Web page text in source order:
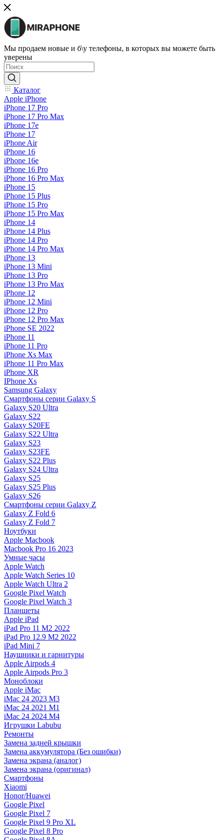
Мы продаем новые и б\у телефоны, в которых вы можете быть
уверены
Каталог
Apple iPhone
iPhone 17 Pro
iPhone 17 Pro Max
iPhone 17e
iPhone 17
iPhone Air
iPhone 16
iPhone 16e
iPhone 16 Pro
iPhone 16 Pro Max
iPhone 15
iPhone 15 Plus
iPhone 15 Pro
iPhone 15 Pro Max
iPhone 14
iPhone 14 Plus
iPhone 14 Pro
iPhone 14 Pro Max
iPhone 13
iPhone 13 Mini
iPhone 13 Pro
iPhone 13 Pro Max
iPhone 12
iPhone 12 Mini
iPhone 12 Pro
iPhone 12 Pro Max
iPhone SE 2022
iPhone 11
iPhone 11 Pro
iPhone Xs Max
iPhone 11 Pro Max
iPhone XR
IPhone Xs
Samsung Galaxy
Смартфоны серии Galaxy S
Galaxy S20 Ultra
Galaxy S22
Galaxy S20FE
Galaxy S22 Ultra
Galaxy S23
Galaxy S23FE
Galaxy S22 Plus
Galaxy S24 Ultra
Galaxy S25
Galaxy S25 Plus
Galaxy S26
Смартфоны серии Galaxy Z
Galaxy Z Fold 6
Galaxy Z Fold 7
Ноутбуки
Apple Macbook
Macbook Pro 16 2023
Умные часы
Apple Watch
Apple Watch Series 10
Apple Watch Ultra 2
Google Pixel Watch
Google Pixel Watch 3
Планшеты
Apple iPad
iPad Pro 11 M2 2022
iPad Pro 12.9 M2 2022
iPad Mini 7
Наушники и гарнитуры
Apple Airpods 4
Apple Airpods Pro 3
Моноблоки
Apple iMac
iMac 24 2023 M3
iMac 24 2021 M1
iMac 24 2024 M4
Игрушки Labubu
Ремонты
Замена задней крышки
Замена аккумулятора (Без ошибки)
Замена экрана (аналог)
Замена экрана (оригинал)
Смартфоны
Xiaomi
Honor/Huawei
Google Pixel
Google Pixel 7
Google Pixel 9 Pro XL
Google Pixel 8 Pro